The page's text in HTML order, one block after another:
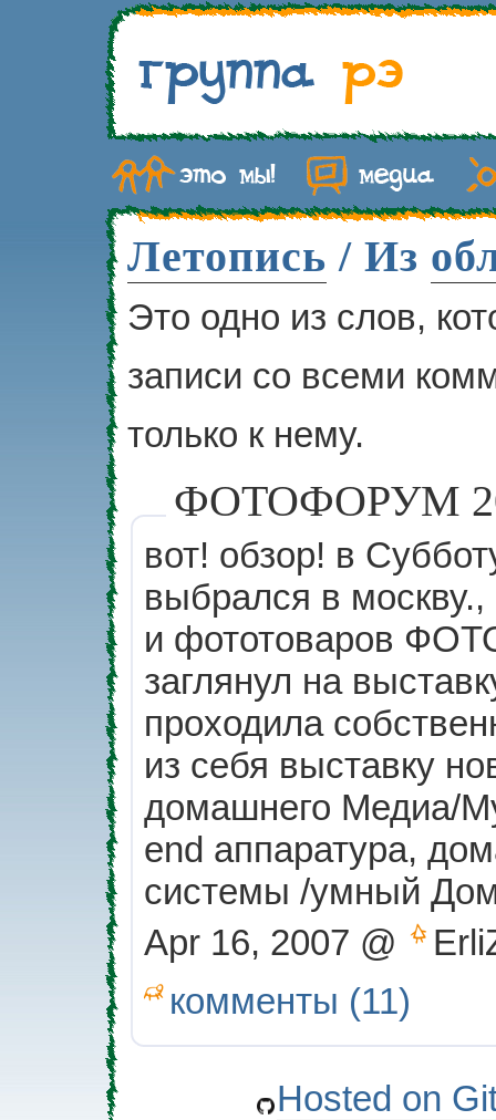
Летопись / Из
Это одно из слов,
записи со всеми
только к нему.
ФОТОФОРУМ
вот! обзор! в
выбрался в
и фототоваров
заглянул на
проходила
из себя выставку
домашнего Медиа/
end аппаратура,
системы /умный
Apr 16, 2007 @
комменты (11)
Hosted on